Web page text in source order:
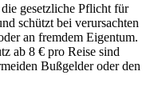
gesetzliche Pflicht für
schützt bei verursachten
an fremdem Eigentum.
ab 8 € pro Reise sind
Bußgelder oder den